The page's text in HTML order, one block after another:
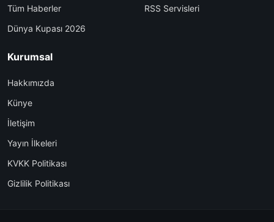
Tüm Haberler
Dünya Kupası 2026
RSS Servisleri
Kurumsal
Hakkımızda
Künye
İletişim
Yayın İlkeleri
KVKK Politikası
Gizlilik Politikası